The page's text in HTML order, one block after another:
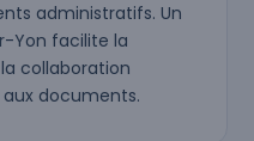
administratifs. Un
Yon facilite la
collaboration
documents.